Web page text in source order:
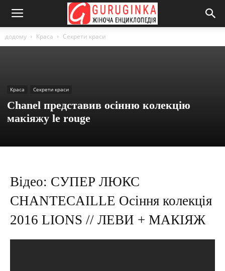
додому Краса Секрети краси
Краса Секрети краси
Chanel представив осінню колекцію
макіяжу le rouge
Відео: СУПЕР ЛЮКС
CHANTECAILLE Осіння колекція
2016 LIONS // ЛЕВИ + МАКІЯЖ